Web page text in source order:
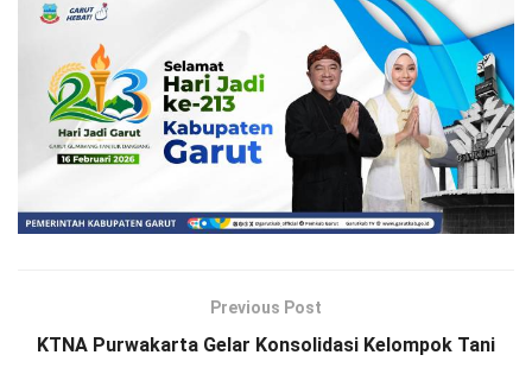
Previous Post
KTNA Purwakarta Gelar Konsolidasi Kelompok Tani